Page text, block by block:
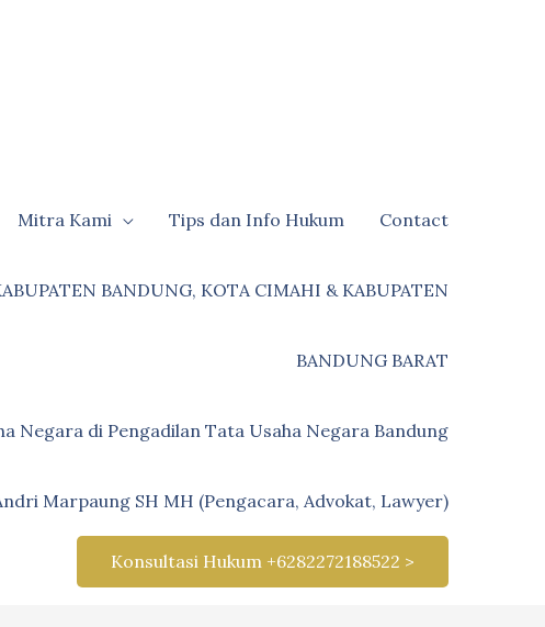
Mitra Kami Tips dan Info Hukum Contact
BANDUNG, KOTA CIMAHI & KABUPATEN
BANDUNG BARAT
Negara di Pengadilan Tata Usaha Negara Bandung
Marpaung SH MH (Pengacara, Advokat, Lawyer)
Konsultasi Hukum +6282272188522 >